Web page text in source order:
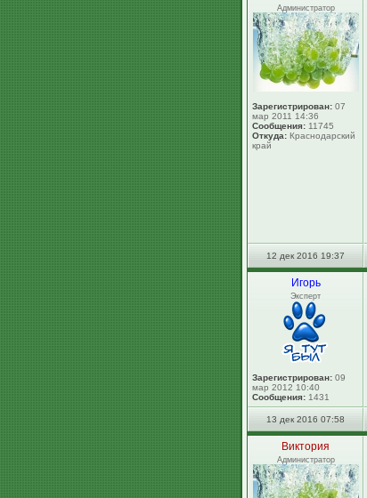
Администратор
Зарегистрирован: 07
мар 2011 14:36
Сообщения: 11745
Откуда: Краснодарский
край
12 дек 2016 19:37
Игорь
Эксперт
Зарегистрирован: 09
мар 2012 10:40
Сообщения: 1431
13 дек 2016 07:58
Виктория
Администратор